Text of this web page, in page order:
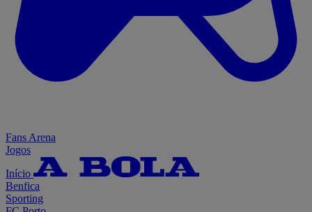
Fans Arena
Jogos
Início
Benfica
Sporting